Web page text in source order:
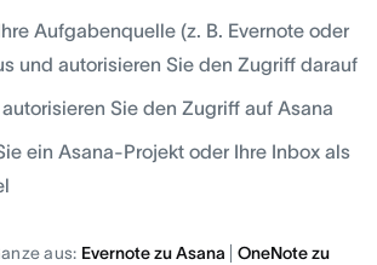
Aufgabenquelle (z. B. Evernote oder
und autorisieren Sie den Zugriff darauf
Sie den Zugriff auf Asana
ein Asana-Projekt oder Ihre Inbox als
aus: Evernote zu Asana
OneNote zu